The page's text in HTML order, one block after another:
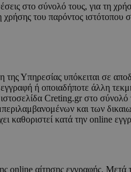
στο σύνολό τους, για τη
του παρόντος ιστότοπου
της Υπηρεσίας υπόκειται σε
ή οποιαδήποτε άλλη
ιστοσελίδα Creting.gr στο
και των
καθοριστεί κατά την online
online αίτησης εγγραφής. Μετά